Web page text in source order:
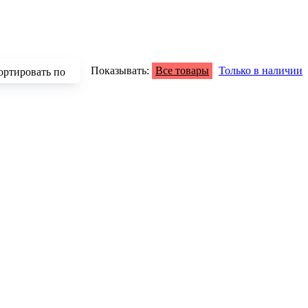
по Показывать: Все товары Только в наличии